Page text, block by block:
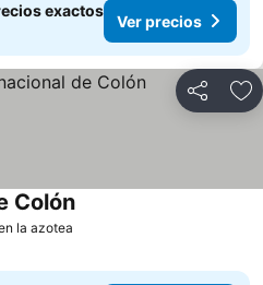
exactos
Ver precios
Compartir
la azotea
ColónVer precios